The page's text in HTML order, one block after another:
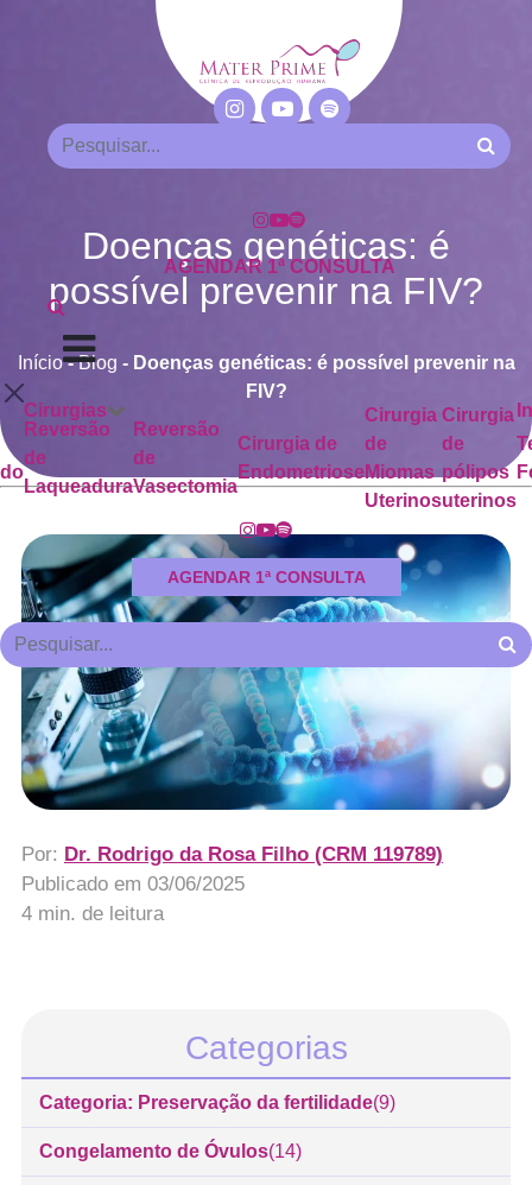
AGENDAR 1ª CONSULTA
Cirurgias
Reversão
de
Laqueadura
Reversão
de
Vasectomia
Cirurgia de
Endometriose
Cirurgia
de
Miomas
Uterinos
Cirurgia
de
pólipos
uterinos
AGENDAR 1ª CONSULTA
Doenças genéticas: é
possível prevenir na FIV?
Início-Blog - Doenças genéticas: é possível prevenir na
FIV?
Por: Dr. Rodrigo da Rosa Filho (CRM 119789)
Publicado em 03/06/2025
4 min. de leitura
Categorias
Categoria: Preservação da fertilidade(9)
Congelamento de Óvulos(14)